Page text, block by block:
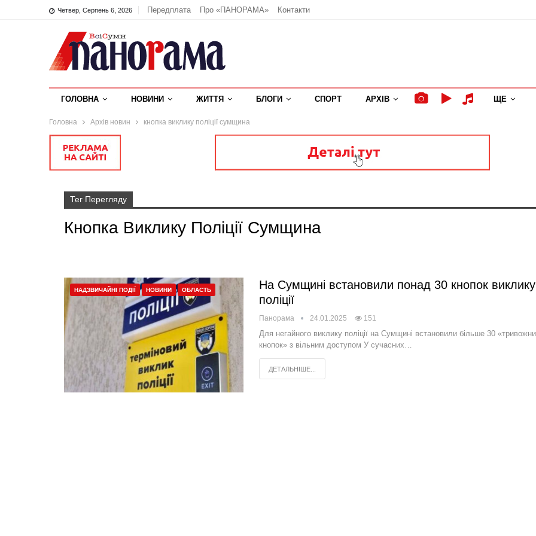
Четвер, Серпень 6, 2026 Передплата Про «ПАНОРАМА» Контакти
ГОЛОВНА НОВИНИ ЖИТТЯ БЛОГИ СПОРТ АРХІВ ЩЕ
Головна Архів новин кнопка виклику поліції сумщина
Тег Перегляду
Кнопка Виклику Поліції Сумщина
НАДЗВИЧАЙНІ ПОДІЇ НОВИНИ ОБЛАСТЬ
На Сумщині встановили понад 30 кнопок виклику
поліції
Панорама 24.01.2025 151
Для негайного виклику поліції на Сумщині встановили більше 30
кнопок» з вільним доступом У сучасних…
ДЕТАЛЬНІШЕ...